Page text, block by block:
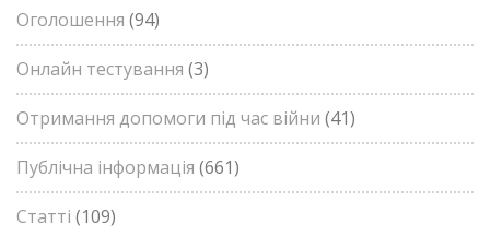
Оголошення (94)
Онлайн тестування (3)
Отримання допомоги під час війни (41)
Публічна інформація (661)
Статті (109)